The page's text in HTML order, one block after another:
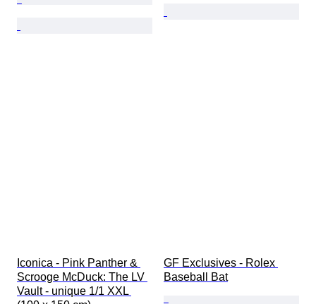
Iconica - Pink Panther &
Scrooge McDuck: The LV
Vault - unique 1/1 XXL
GF Exclusives - Rolex
Baseball Bat